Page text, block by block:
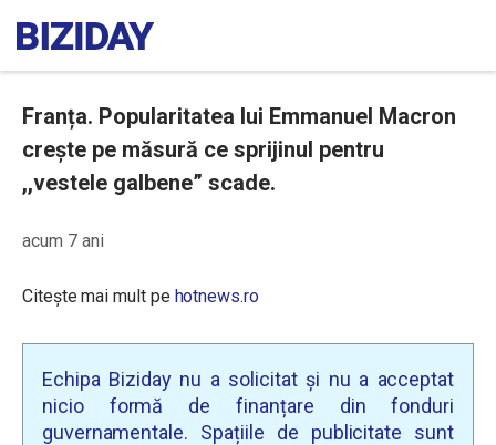
Franța. Popularitatea lui Emmanuel Macron
crește pe măsură ce sprijinul pentru
,,vestele galbene” scade.
acum 7 ani
Citește mai mult pe hotnews.ro
Echipa Biziday nu a solicitat și nu a acceptat
nicio formă de finanțare din fonduri
guvernamentale. Spațiile de publicitate sunt